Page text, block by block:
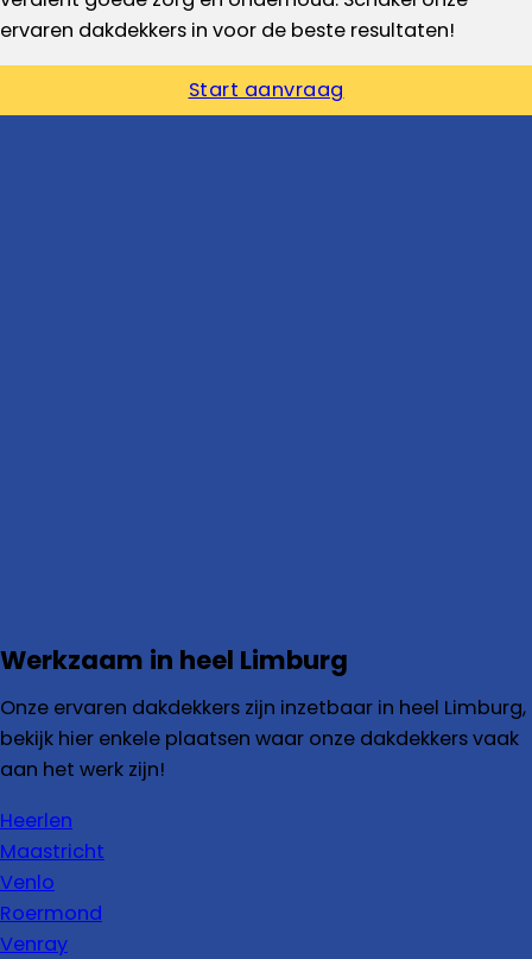
ervaren dakdekkers in voor de beste resultaten!
Start aanvraag
Werkzaam in heel Limburg
Onze ervaren dakdekkers zijn inzetbaar in heel Limburg,
bekijk hier enkele plaatsen waar onze dakdekkers vaak
aan het werk zijn!
Heerlen
Maastricht
Venlo
Roermond
Venray